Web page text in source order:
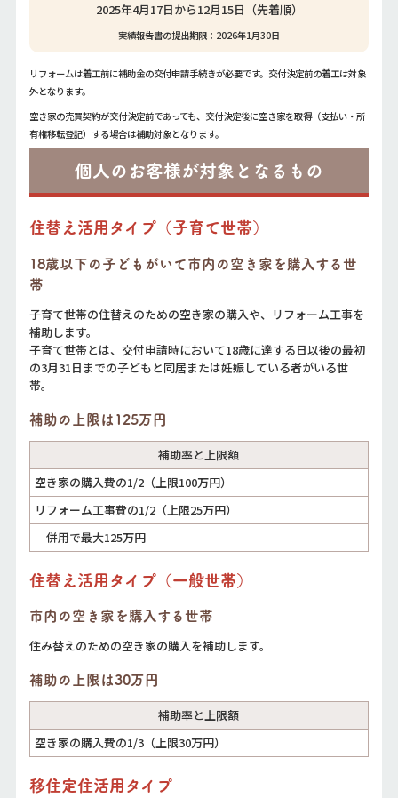
2025年4月17日から12月15日（先着順）
実績報告書の提出期限：2026年1月30日
リフォームは着工前に補助金の交付申請手続きが必要です。交付決定前の着工は対象
外となります。
空き家の売買契約が交付決定前であっても、交付決定後に空き家を取得（支払い・所
有権移転登記）する場合は補助対象となります。
個人のお客様が対象となるもの
住替え活用タイプ（子育て世帯）
18歳以下の子どもがいて市内の空き家を購入する世
帯
子育て世帯の住替えのための空き家の購入や、リフォーム工事を
補助します。
子育て世帯とは、交付申請時において18歳に達する日以後の最初
の3月31日までの子どもと同居または妊娠している者がいる世
帯。
補助の上限は125万円
補助率と上限額
空き家の購入費の1/2（上限100万円）
リフォーム工事費の1/2（上限25万円）
併用で最大125万円
住替え活用タイプ（一般世帯）
市内の空き家を購入する世帯
住み替えのための空き家の購入を補助します。
補助の上限は30万円
補助率と上限額
空き家の購入費の1/3（上限30万円）
移住定住活用タイプ